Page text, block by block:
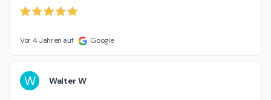
Vor 4 Jahren auf Google
W Walter W